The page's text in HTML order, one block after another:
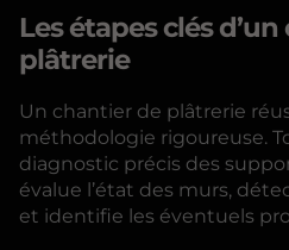
Les étapes clés
plâtrerie
Un chantier de plâtrerie
méthodologie rigoureuse.
diagnostic précis des
évalue l’état des murs,
et identifie les éventuels